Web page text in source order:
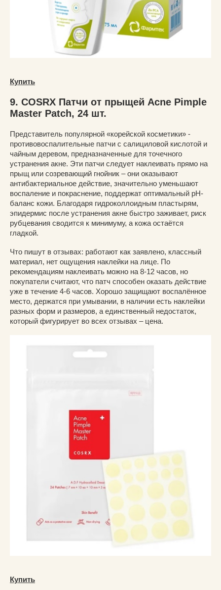
Купить
9. COSRX Патчи от прыщей Acne Pimple
Master Patch, 24 шт.
Представитель популярной «корейской косметики» -
противовоспалительные патчи с салициловой кислотой и
чайным деревом, предназначенные для точечного
устранения акне. Эти патчи следует наклеивать прямо на
прыщ или созревающий гнойник – они оказывают
антибактериальное действие, значительно уменьшают
воспаление и покраснение, поддержат оптимальный pH-
баланс кожи. Благодаря гидроколлоидным пластырям,
эпидермис после устранения акне быстро заживает, риск
рубцевания сводится к минимуму, а кожа остаётся
гладкой.
Что пишут в отзывах: работают как заявлено, классный
материал, нет ощущения наклейки на лице. По
рекомендациям наклеивать можно на 8-12 часов, но
покупатели считают, что патч способен оказать действие
уже в течение 4-6 часов. Хорошо защищают воспалённое
место, держатся при умывании, в наличии есть наклейки
разных форм и размеров, а единственный недостаток,
который фигурирует во всех отзывах – цена.
Купить